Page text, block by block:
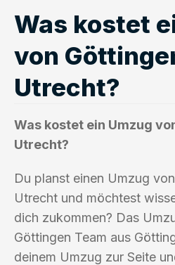
Was kostet
von
Utrecht?
Was kostet ein Umzug
Utrecht?
Du planst einen Umzug
Utrecht und möchtest
dich zukommen? Das
Göttingen Team aus
deinem Umzug zur Seite